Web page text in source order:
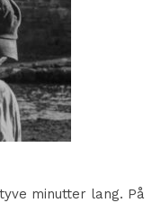
minutter lang. På